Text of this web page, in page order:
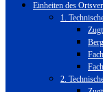
Einheiten des
1.
2.